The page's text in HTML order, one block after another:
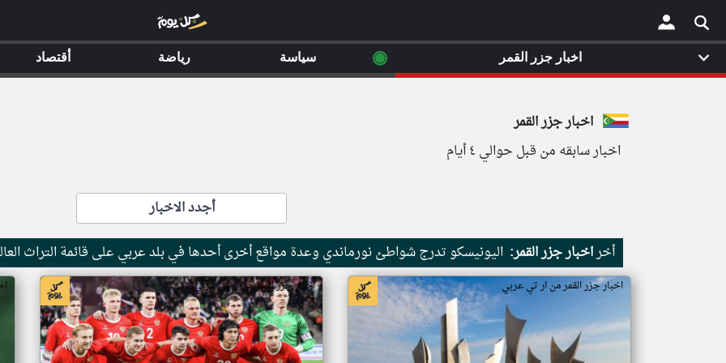
×
اخبار جزر القمر
اخبار سابقه من قبل حوالي ٤ أيام
أجدد الاخبار
أخراخبار جزر القمر: اليونيسكو تدرج شواطئ نورماندي وعدة مواقع أخرى أحدها في بلد عربي على قائمة التراث
اخبار جزر القمر من ار تي عربي اخبار جزر القمر من ار تي عربي
اخبار جزر القمر ◉ سياسة رياضة أقتصاد